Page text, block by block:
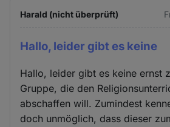
Harald (nicht überprüft)
Hallo, leider gibt es keine
Hallo, leider gibt es keine ernst
Gruppe, die den
abschaffen will. Zumindest
doch unmöglich, dass dieser